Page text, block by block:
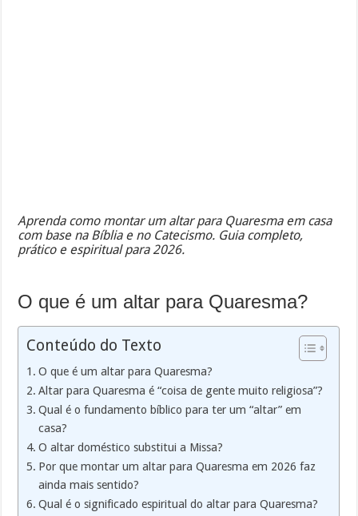
Aprenda como montar um altar para Quaresma em casa
com base na Bíblia e no Catecismo. Guia completo,
prático e espiritual para 2026.
O que é um altar para Quaresma?
Conteúdo do Texto
O que é um altar para Quaresma?
Altar para Quaresma é “coisa de gente muito religiosa”?
Qual é o fundamento bíblico para ter um “altar” em
casa?
O altar doméstico substitui a Missa?
Por que montar um altar para Quaresma em 2026 faz
ainda mais sentido?
Qual é o significado espiritual do altar para Quaresma?